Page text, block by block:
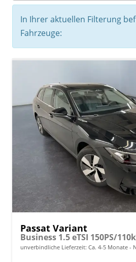
In Ihrer aktuellen Filterung
Fahrzeuge:
Passat Variant
Business 1.5 eTSI 150PS/
unverbindliche Lieferzeit: Ca. 4-5 Monate